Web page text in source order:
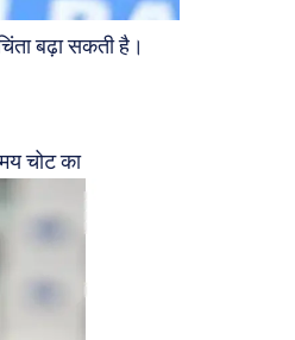
बढ़ा सकती है।
चोट का